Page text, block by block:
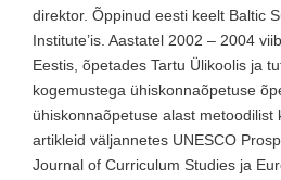
direktor. Õppinud eesti keelt Baltic
Institute’is. Aastatel 2002 – 2004
Eestis, õpetades Tartu Ülikoolis ja
kogemustega ühiskonnaõpetuse
ühiskonnaõpetuse alast metoodilist
artikleid väljannetes UNESCO
Journal of Curriculum Studies ja